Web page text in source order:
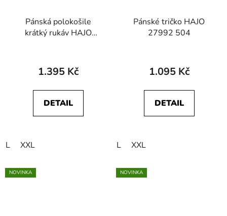
Pánská polokošile
krátký rukáv HAJO
1.395 Kč
DETAIL
L XXL
Pánské tričko HAJO
27992 504
1.095 Kč
DETAIL
L XXL
NOVINKA NOVINKA